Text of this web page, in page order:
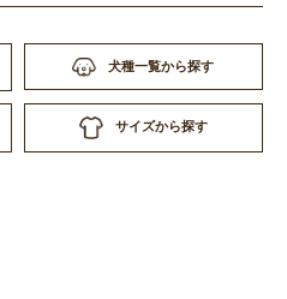
犬種一覧から探す
サイズから探す